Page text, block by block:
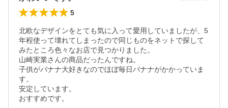
5
北欧なデザインをとても気に入って愛用していましたが、5
年程使って壊れてしまったので同じものをネットで探して
みたところ色々なお店で見つかりました。
山崎実業さんの商品だったんですね。
子供がバナナ大好きなのでほぼ毎日バナナがかかっていま
す。
安定しています。
おすすめです。